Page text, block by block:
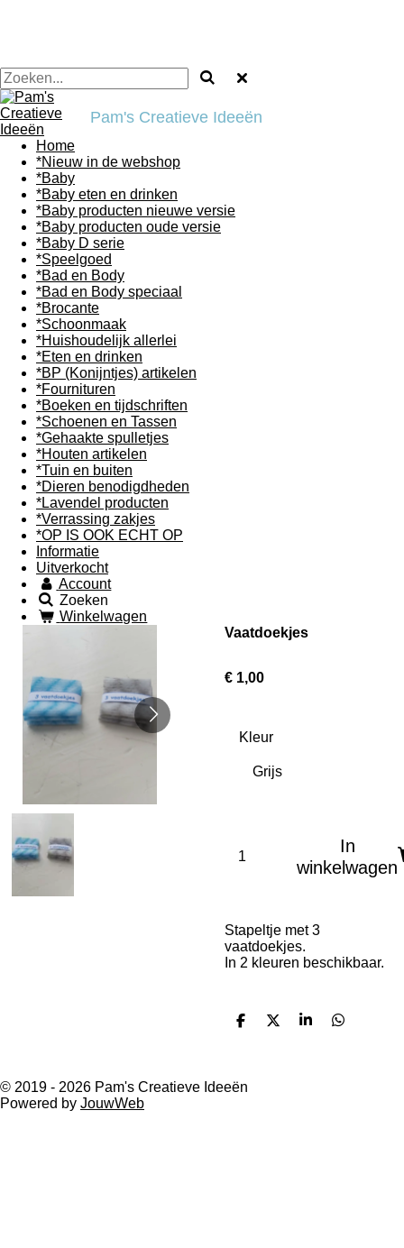
Pam's Creatieve Ideeën
Home
*Nieuw in de webshop
*Baby
*Baby eten en drinken
*Baby producten nieuwe versie
*Baby producten oude versie
*Baby D serie
*Speelgoed
*Bad en Body
*Bad en Body speciaal
*Brocante
*Schoonmaak
*Huishoudelijk allerlei
*Eten en drinken
*BP (Konijntjes) artikelen
*Fournituren
*Boeken en tijdschriften
*Schoenen en Tassen
*Gehaakte spulletjes
*Houten artikelen
*Tuin en buiten
*Dieren benodigdheden
*Lavendel producten
*Verrassing zakjes
*OP IS OOK ECHT OP
Informatie
Uitverkocht
Account
Zoeken
Winkelwagen
Vaatdoekjes
€ 1,00
Kleur
In
winkelwagen
Stapeltje met 3
vaatdoekjes.
In 2 kleuren beschikbaar.
D
n
D
S
D
© 2019 - 2026 Pam's Creatieve Ideeën
Powered by JouwWeb